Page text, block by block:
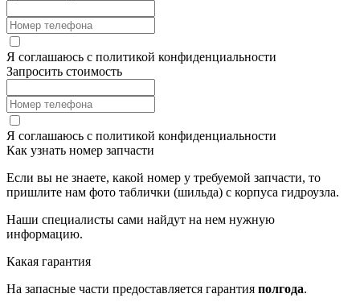
Я соглашаюсь с политикой конфиденциальности
Запросить стоимость
Я соглашаюсь с политикой конфиденциальности
Как узнать номер запчасти
Если вы не знаете, какой номер у требуемой запчасти, то
пришлите нам фото таблички (шильда) с корпуса гидроузла.
Наши специалисты сами найдут на нем нужную
информацию.
Какая гарантия
На запасные части предоставляется гарантия полгода.